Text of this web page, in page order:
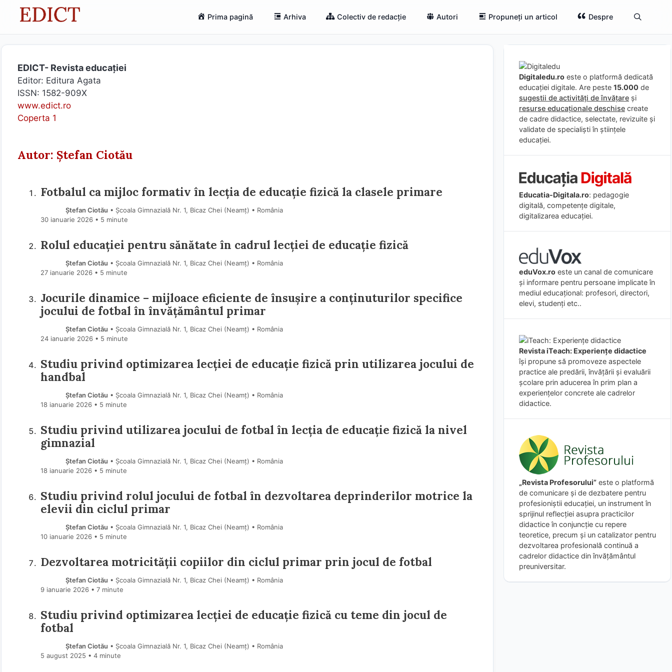
Prima pagină Arhiva Colectiv de redacție Autori Propuneți un articol Despre
EDICT- Revista educației
Editor: Editura Agata
ISSN: 1582-909X
www.edict.ro
Coperta 1
Autor: Ștefan Ciotău
Fotbalul ca mijloc formativ în lecția de educație fizică la clasele primare
Ștefan Ciotău • Școala Gimnazială Nr. 1, Bicaz Chei (Neamţ) • România
30 ianuarie 2026 • 5 minute
Rolul educației pentru sănătate în cadrul lecției de educație fizică
Ștefan Ciotău • Școala Gimnazială Nr. 1, Bicaz Chei (Neamţ) • România
27 ianuarie 2026 • 5 minute
Jocurile dinamice – mijloace eficiente de însușire a conținuturilor specifice
jocului de fotbal în învățământul primar
Ștefan Ciotău • Școala Gimnazială Nr. 1, Bicaz Chei (Neamţ) • România
24 ianuarie 2026 • 5 minute
Studiu privind optimizarea lecției de educație fizică prin utilizarea jocului de
handbal
Ștefan Ciotău • Școala Gimnazială Nr. 1, Bicaz Chei (Neamţ) • România
18 ianuarie 2026 • 5 minute
Studiu privind utilizarea jocului de fotbal în lecția de educație fizică la nivel
gimnazial
Ștefan Ciotău • Școala Gimnazială Nr. 1, Bicaz Chei (Neamţ) • România
18 ianuarie 2026 • 5 minute
Studiu privind rolul jocului de fotbal în dezvoltarea deprinderilor motrice la
elevii din ciclul primar
Ștefan Ciotău • Școala Gimnazială Nr. 1, Bicaz Chei (Neamţ) • România
10 ianuarie 2026 • 5 minute
Dezvoltarea motricității copiilor din ciclul primar prin jocul de fotbal
Ștefan Ciotău • Școala Gimnazială Nr. 1, Bicaz Chei (Neamţ) • România
9 ianuarie 2026 • 7 minute
Studiu privind optimizarea lecției de educație fizică cu teme din jocul de
fotbal
Ștefan Ciotău • Școala Gimnazială Nr. 1, Bicaz Chei (Neamţ) • România
5 august 2025 • 4 minute
Digitaledu.ro este o platformă dedicată
educației digitale. Are peste 15.000 de
sugestii de activități de învățare și
resurse educaționale deschise create
de cadre didactice, selectate, revizuite și
validate de specialiști în științele
educației.
Educatia-Digitala.ro: pedagogie
digitală, competențe digitale,
digitalizarea educației.
eduVox.ro este un canal de comunicare
și informare pentru persoane implicate în
mediul educațional: profesori, directori,
elevi, studenți etc..
Revista iTeach: Experienţe didactice
îşi propune să promoveze aspectele
practice ale predării, învăţării şi evaluării
şcolare prin aducerea în prim plan a
experienţelor concrete ale cadrelor
didactice.
„Revista Profesorului” este o platformă
de comunicare și de dezbatere pentru
profesioniștii educației, un instrument în
sprijinul reflecției asupra practicilor
didactice în conjuncție cu repere
teoretice, precum și un catalizator pentru
dezvoltarea profesională continuă a
cadrelor didactice din învățământul
preuniversitar.